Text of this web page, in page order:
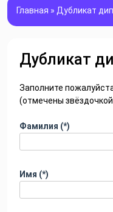
Главная » Дубликат
Дубликат
Заполните
(отмечены
Фамилия (*)
Имя (*)